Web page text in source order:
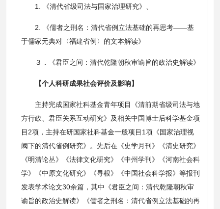
1. 《清代省级司法与国家治理研究》、
2. 《儒者之刑名：清代省例立法基础的再思考——基
于儒家元典对〈福建省例〉的文本解读》
３．《君臣之间：清代乾隆朝秋审谕旨的政治史解读》
【个人科研成果社会评价及影响】
主持完成国家社科基金青年项目《清前期省级司法与地
方行政、君臣关系互动研究》及相关中国博士后科学基金项
目2项，主持在研国家社科基金一般项目1项《国家治理视
阈下的清代省例研究》。先后在《史学月刊》《清史研究》
《明清论丛》《法律文化研究》《中州学刊》《河南社会科
学》《中原文化研究》《寻根》《中国社会科学报》等报刊
发表学术论文30余篇，其中《君臣之间：清代乾隆朝秋审
谕旨的政治史解读》《儒者之刑名：清代省例立法基础的再